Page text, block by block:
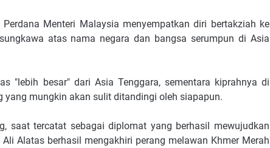
Menteri Malaysia menyempatkan diri bertakziah ke
atas nama negara dan bangsa serumpun di Asia
"lebih besar" dari Asia Tenggara, sementara kiprahnya di
mungkin akan sulit ditandingi oleh siapapun.
saat tercatat sebagai diplomat yang berhasil mewujudkan
Alatas berhasil mengakhiri perang melawan Khmer Merah